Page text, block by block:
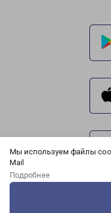
Мы используем файлы
Mail
Подробнее